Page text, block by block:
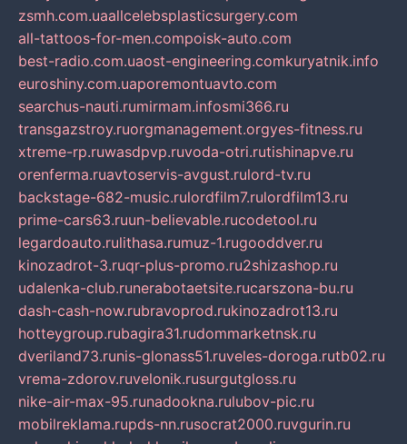
zsmh.com.uaallcelebsplasticsurgery.com
all-tattoos-for-men.compoisk-auto.com
best-radio.com.uaost-engineering.comkuryatnik.info
euroshiny.com.uaporemontuavto.com
searchus-nauti.rumirmam.infosmi366.ru
transgazstroy.ruorgmanagement.orgyes-fitness.ru
xtreme-rp.ruwasdpvp.ruvoda-otri.rutishinapve.ru
orenferma.ruavtoservis-avgust.rulord-tv.ru
backstage-682-music.rulordfilm7.rulordfilm13.ru
prime-cars63.ruun-believable.rucodetool.ru
legardoauto.rulithasa.rumuz-1.rugooddver.ru
kinozadrot-3.ruqr-plus-promo.ru2shizashop.ru
udalenka-club.runerabotaetsite.rucarszona-bu.ru
dash-cash-now.rubravoprod.rukinozadrot13.ru
hotteygroup.rubagira31.rudommarketnsk.ru
dveriland73.runis-glonass51.ruveles-doroga.rutb02.ru
vrema-zdorov.ruvelonik.rusurgutgloss.ru
nike-air-max-95.runadookna.rulubov-pic.ru
mobilreklama.rupds-nn.rusocrat2000.ruvgurin.ru